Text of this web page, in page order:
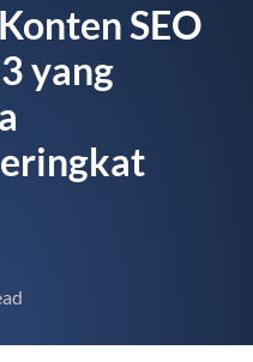
SEO
yang